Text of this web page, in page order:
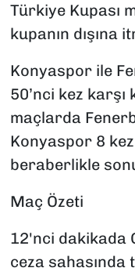
Türkiye Kupası
kupanın dışına
Konyaspor ile
50’nci kez
maçlarda
Konyaspor 8
beraberlikle
Maç Özeti
12'nci dakikada
ceza